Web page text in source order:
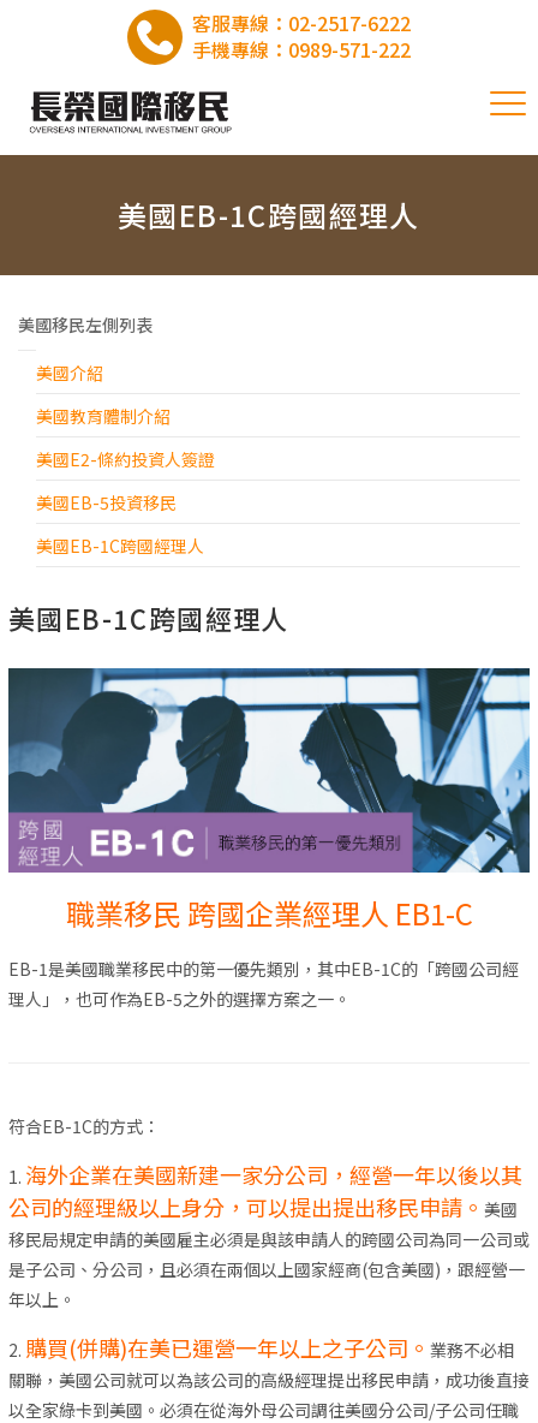
客服專線： 02-2517-6222
手機專線： 0989-571-222
美國EB-1C跨國經理人
美國移民左側列表
美國介紹
美國教育體制介紹
美國E2-條約投資人簽證
美國EB-5投資移民
美國EB-1C跨國經理人
美國EB-1C跨國經理人
職業移民 跨國企業經理人 EB1-C
EB-1是美國職業移民中的第一優先類別，其中EB-1C的「跨國公司經
理人」，也可作為EB-5之外的選擇方案之一。
符合EB-1C的方式：
1. 海外企業在美國新建一家分公司，經營一年以後以其
公司的經理級以上身分，可以提出提出移民申請。 美國
移民局規定申請的美國雇主必須是與該申請人的跨國公司為同一公司或
是子公司、分公司，且必須在兩個以上國家經商(包含美國)，跟經營一
年以上。
2. 購買(併購)在美已運營一年以上之子公司。 業務不必相
關聯，美國公司就可以為該公司的高級經理提出移民申請，成功後直接
以全家綠卡到美國。必須在從海外母公司調往美國分公司/子公司任職